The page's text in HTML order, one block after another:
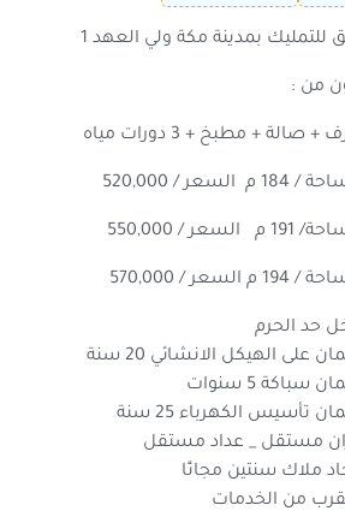
بمدينة مكة ولي العهد 1
من :
م السعر / 520,000
م السعر / 550,000
م السعر / 570,000
حد الحرم
على الهيكل الانشائي 20 سنة
سباكة 5 سنوات
تأسيس الكهرباء 25 سنة
مستقل _ عداد مستقل
ملاك سنتين مجانًا
من الخدمات